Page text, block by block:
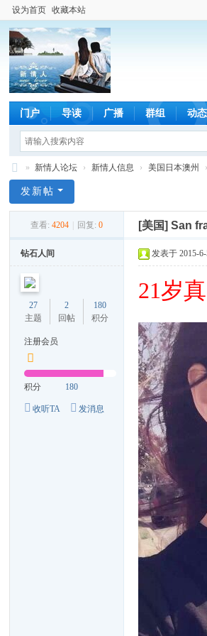
设为首页 收藏本站
门户 导读 广播 群组 动态
情
论
» 新情人论坛 › 新情人信息 › 美国日本澳州 ›
发新帖
查看: 4204 回复: 0 [美国]San
钻石人间
27
主题
2
回帖
180
积分
注册会员
积分 180
收听TA 发消息
发表于 2015-
21岁